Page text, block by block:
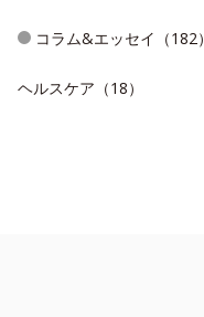
コラム&エッセイ（182）
ヘルスケア（18）